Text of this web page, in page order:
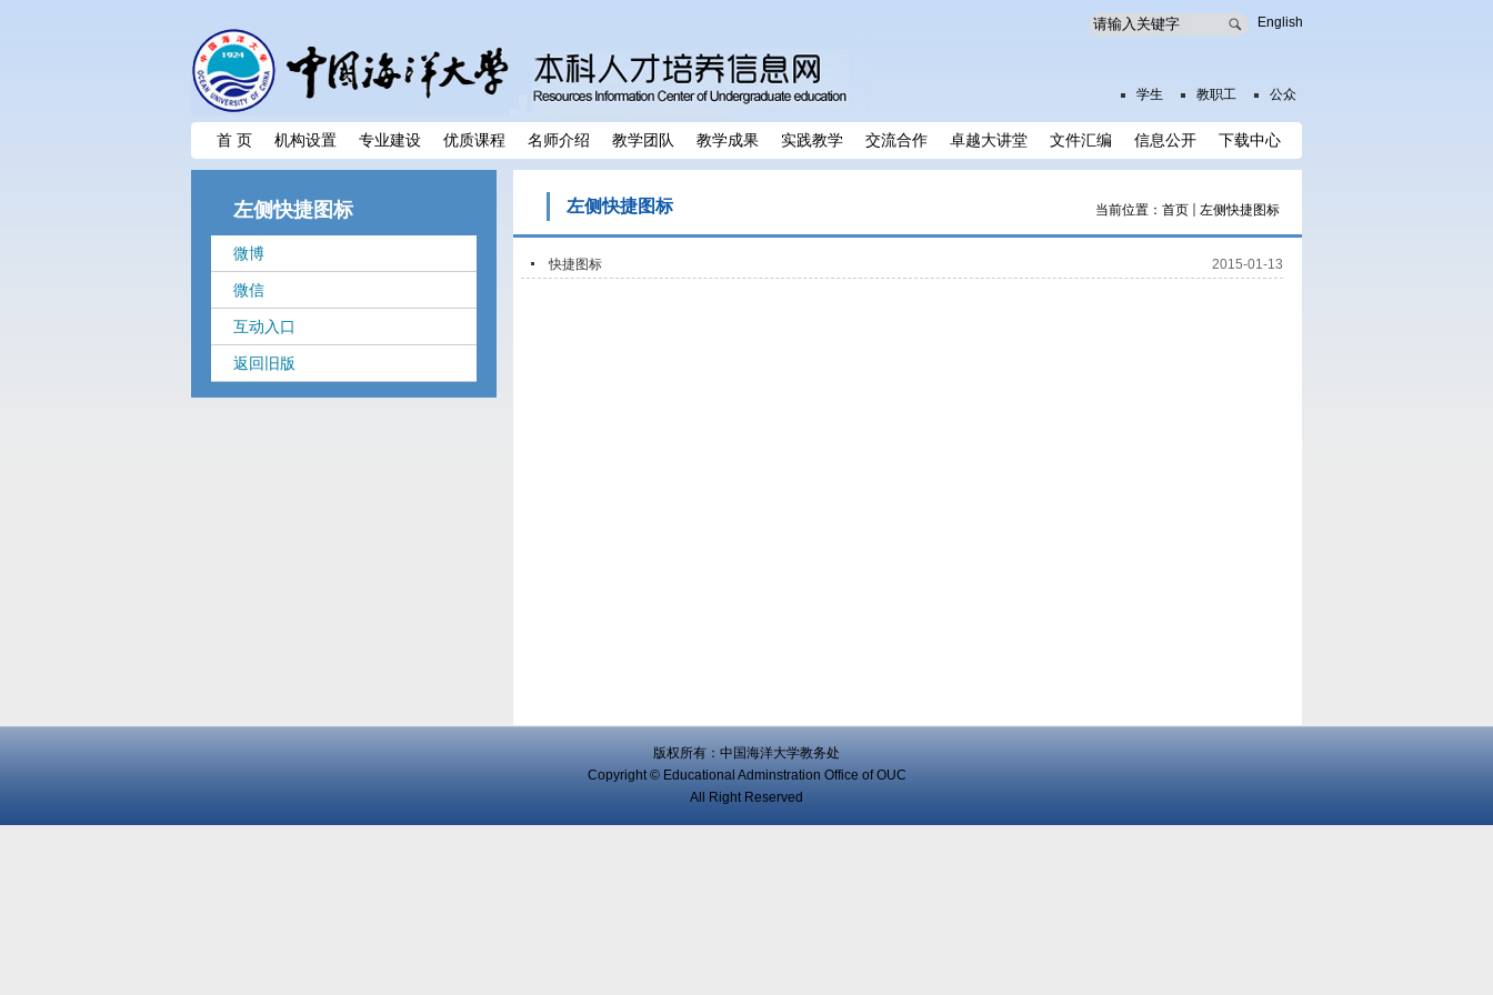
English
学生 教职工 公众
首 页 机构设置 专业建设 优质课程 名师介绍 教学团队 教学成果 实践教学 交流合作 卓越大讲堂 文件汇编 信息公开 下载中心
左侧快捷图标
微博
微信
互动入口
返回旧版
左侧快捷图标 当前位置： 首页 左侧快捷图标
快捷图标 2015-01-13
版权所有：中国海洋大学教务处
Copyright © Educational Adminstration Office of OUC
All Right Reserved